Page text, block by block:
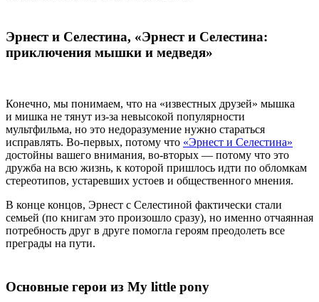
Эрнест и Селестина, «Эрнест и Селестина:
приключения мышки и медведя»
Конечно, мы понимаем, что на «известных друзей» мышка
и мишка не тянут из-за невысокой популярности
мультфильма, но это недоразумение нужно стараться
исправлять. Во-первых, потому что «Эрнест и Селестина»
достойны вашего внимания, во-вторых — потому что это
дружба на всю жизнь, к которой пришлось идти по обломкам
стереотипов, устаревших устоев и общественного мнения.
В конце концов, Эрнест с Селестиной фактически стали
семьей (по книгам это произошло сразу), но именно отчаянная
потребность друг в друге помогла героям преодолеть все
преграды на пути.
Основные герои из My little pony